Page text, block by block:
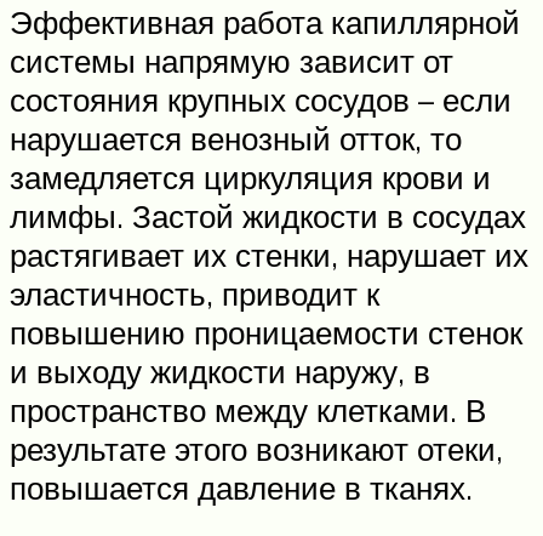
Эффективная работа капиллярной
системы напрямую зависит от
состояния крупных сосудов – если
нарушается венозный отток, то
замедляется циркуляция крови и
лимфы. Застой жидкости в сосудах
растягивает их стенки, нарушает их
эластичность, приводит к
повышению проницаемости стенок
и выходу жидкости наружу, в
пространство между клетками. В
результате этого возникают отеки,
повышается давление в тканях.